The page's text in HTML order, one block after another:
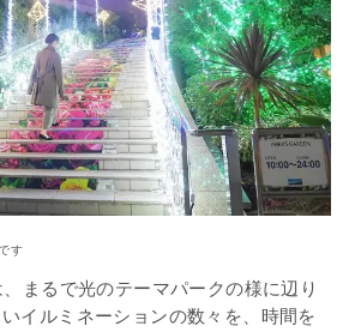
す
まるで光のテーマパークの様に辺り
イルミネーションの数々を、時間を